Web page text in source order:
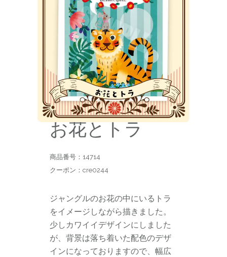
お花とトラ
商品番号：14714
クーポン：cre0244
ジャングルのお花の中にいるトラ
をイメージしながら描きました。
少しカワイイデザインにしました
が、背景は落ち着いた配色のデザ
インになっておりますので、幅広